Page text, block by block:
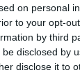
on personal
to your opt-
by third
disclosed by
disclose it to